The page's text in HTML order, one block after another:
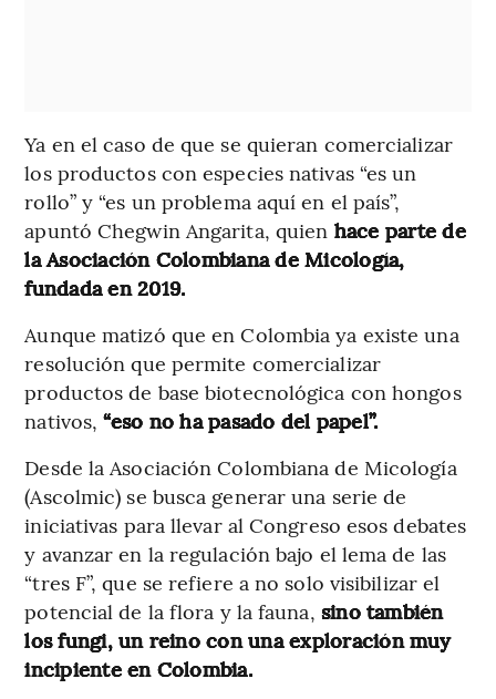
Ya en el caso de que se quieran comercializar
los productos con especies nativas “es un
rollo” y “es un problema aquí en el país”,
apuntó Chegwin Angarita, quien hace parte de
la Asociación Colombiana de Micología,
fundada en 2019.
Aunque matizó que en Colombia ya existe una
resolución que permite comercializar
productos de base biotecnológica con hongos
nativos, “eso no ha pasado del papel”.
Desde la Asociación Colombiana de Micología
(Ascolmic) se busca generar una serie de
iniciativas para llevar al Congreso esos debates
y avanzar en la regulación bajo el lema de las
“tres F”, que se refiere a no solo visibilizar el
potencial de la flora y la fauna, sino también
los fungi, un reino con una exploración muy
incipiente en Colombia.